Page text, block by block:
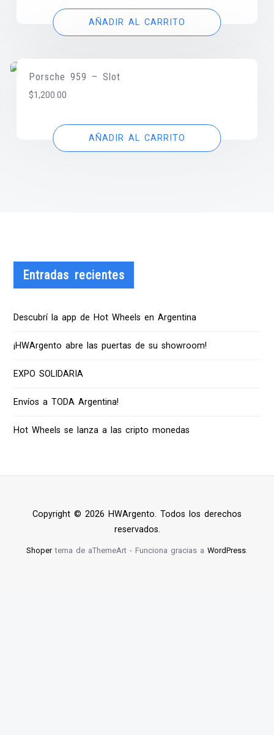
AÑADIR AL CARRITO
Porsche 959 – Slot
$1,200.00
AÑADIR AL CARRITO
Entradas recientes
Descubrí la app de Hot Wheels en Argentina
¡HWArgento abre las puertas de su showroom!
EXPO SOLIDARIA
Envíos a TODA Argentina!
Hot Wheels se lanza a las cripto monedas
Copyright © 2026 HWArgento. Todos los derechos
reservados.
Shopertema de aThemeArt - Funciona gracias a WordPress